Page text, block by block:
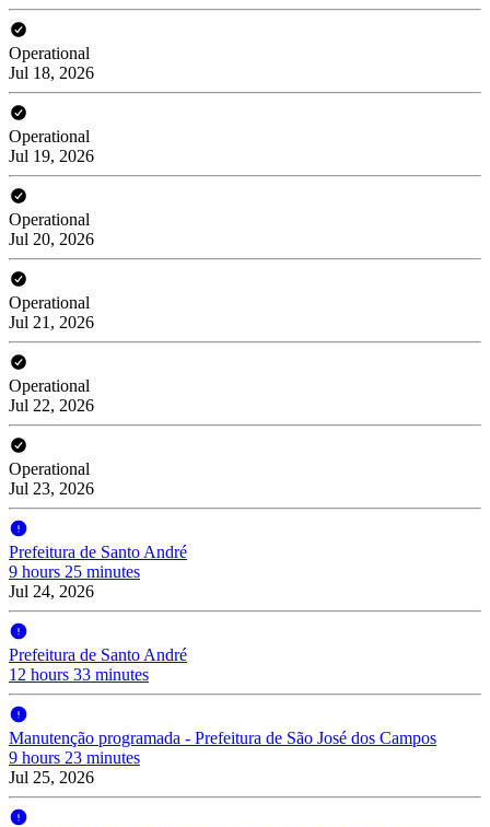
Operational
Jul 18, 2026
Operational
Jul 19, 2026
Operational
Jul 20, 2026
Operational
Jul 21, 2026
Operational
Jul 22, 2026
Operational
Jul 23, 2026
Prefeitura de Santo André
9 hours 25 minutes
Jul 24, 2026
Prefeitura de Santo André
12 hours 33 minutes
Manutenção programada - Prefeitura de São José dos Campos
9 hours 23 minutes
Jul 25, 2026